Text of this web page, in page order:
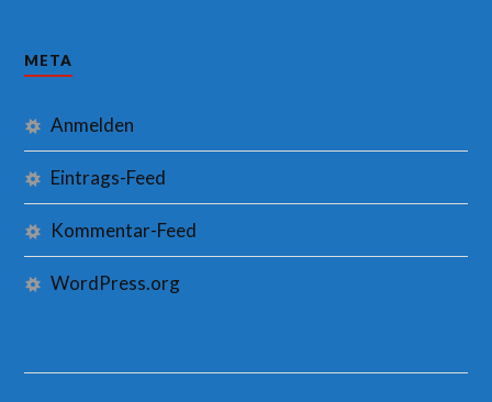
META
Anmelden
Eintrags-Feed
Kommentar-Feed
WordPress.org